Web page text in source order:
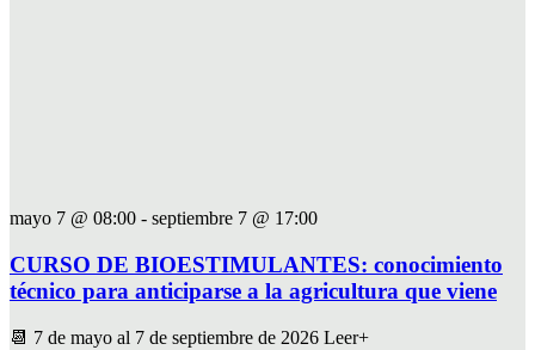
mayo 7 @ 08:00 - septiembre 7 @ 17:00
CURSO DE BIOESTIMULANTES: conocimiento
técnico para anticiparse a la agricultura que viene
📆 7 de mayo al 7 de septiembre de 2026 Leer+